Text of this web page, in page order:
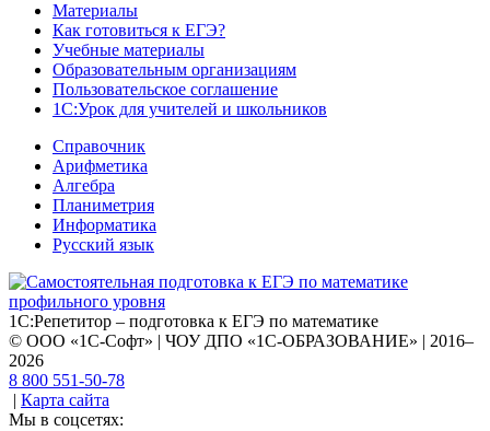
Материалы
Как готовиться к ЕГЭ?
Учебные материалы
Образовательным организациям
Пользовательское соглашение
1С:Урок для учителей и школьников
Справочник
Арифметика
Алгебра
Планиметрия
Информатика
Русский язык
1С:Репетитор – подготовка к ЕГЭ по математике
© ООО «1С-Софт» | ЧОУ ДПО «1С-ОБРАЗОВАНИЕ» | 2016–
2026
8 800 551-50-78
| Карта сайта
Мы в соцсетях: